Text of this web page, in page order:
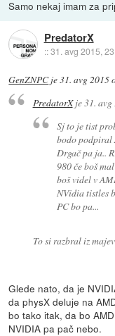
Samo nekaj imam za
PredatorX
::31. avg 2015,
GenZNPCje31. avg 2015
PredatorXje31.
Sj to je tist
bodo podpiral
Drgač pa ja..
980 če boš
boš videl v
NVidia tistles
PC bo pa...
To si razbral iz
Glede nato, da je
da physX deluje na
bo tako itak, da bo
NVIDIA pa pač nebo.